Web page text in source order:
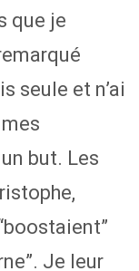
que je
seule et n’ai
but. Les
Je leur